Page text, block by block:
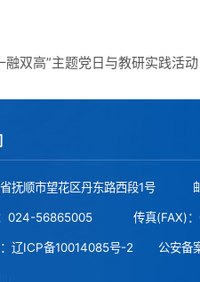
双高”主题党日与教研实践活动
抚顺市望花区丹东路西段1号
024-56865005 传真(FAX)
辽ICP备10014085号-2 公安备案